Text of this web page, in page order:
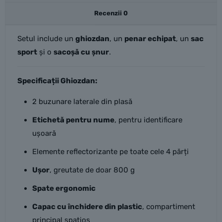
Recenzii 0
Setul include un ghiozdan, un penar echipat, un sac
sportși o sacoșă cu șnur.
Specificații Ghiozdan:
2 buzunare laterale din plasă
Etichetă pentru nume, pentru identificare
ușoară
Elemente reflectorizante pe toate cele 4 părți
Ușor, greutate de doar 800 g
Spate ergonomic
Capac cu închidere din plastic, compartiment
principal spațios